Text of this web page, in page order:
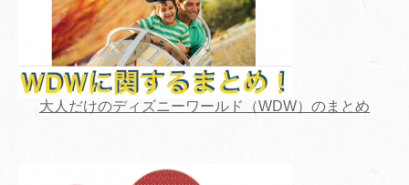
大人だけのディズニーワールド（WDW）のまとめ